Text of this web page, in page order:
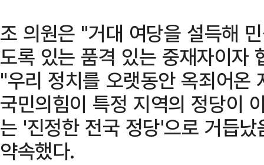
조 의원은 "거대 여당을 설득해
도록 있는 품격 있는 중재자이자
"우리 정치를 오랫동안 옥죄어온
국민의힘이 특정 지역의 정당이
는 '진정한 전국 정당'으로 거듭
약속했다.